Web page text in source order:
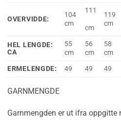
OVERVIDDE:
104
cm
111
cm
119
cm
HEL LENGDE:
CA
55
cm
56
cm
58
cm
ERMELENGDE:
49 49 49
GARNMENGDE
Garnmengden er ut ifra oppgitte